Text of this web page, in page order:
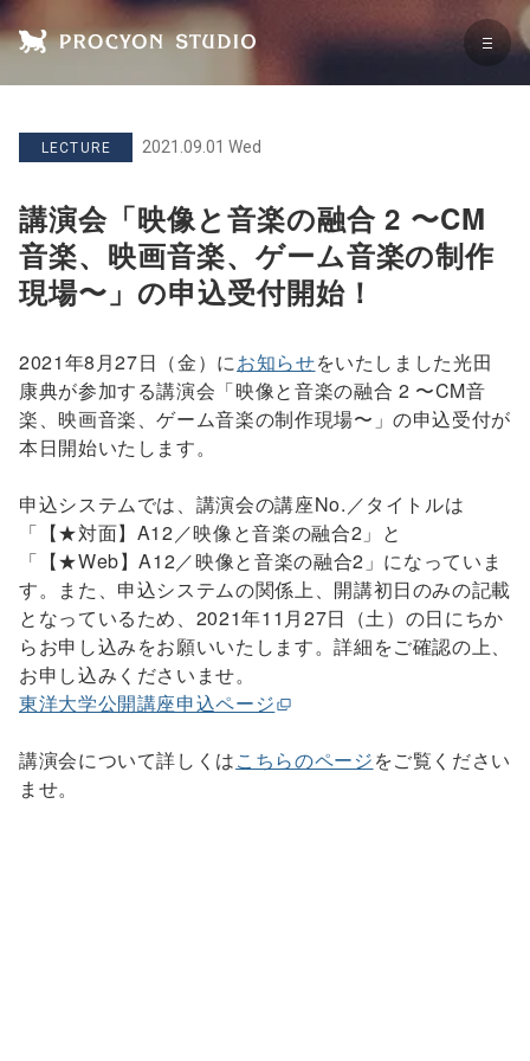
LECTURE 2021.09.01 Wed
講演会「映像と音楽の融合 2 〜CM
音楽、映画音楽、ゲーム音楽の制作
現場〜」の申込受付開始！
2021年8月27日（金）にお知らせをいたしました光田
康典が参加する講演会「映像と音楽の融合 2 〜CM音
楽、映画音楽、ゲーム音楽の制作現場〜」の申込受付が
本日開始いたします。
申込システムでは、講演会の講座No.／タイトルは
「【★対面】A12／映像と音楽の融合2」と
「【★Web】A12／映像と音楽の融合2」になっていま
す。また、申込システムの関係上、開講初日のみの記載
となっているため、2021年11月27日（土）の日にちか
らお申し込みをお願いいたします。詳細をご確認の上、
お申し込みくださいませ。
東洋大学公開講座申込ページ
講演会について詳しくはこちらのページをご覧ください
ませ。